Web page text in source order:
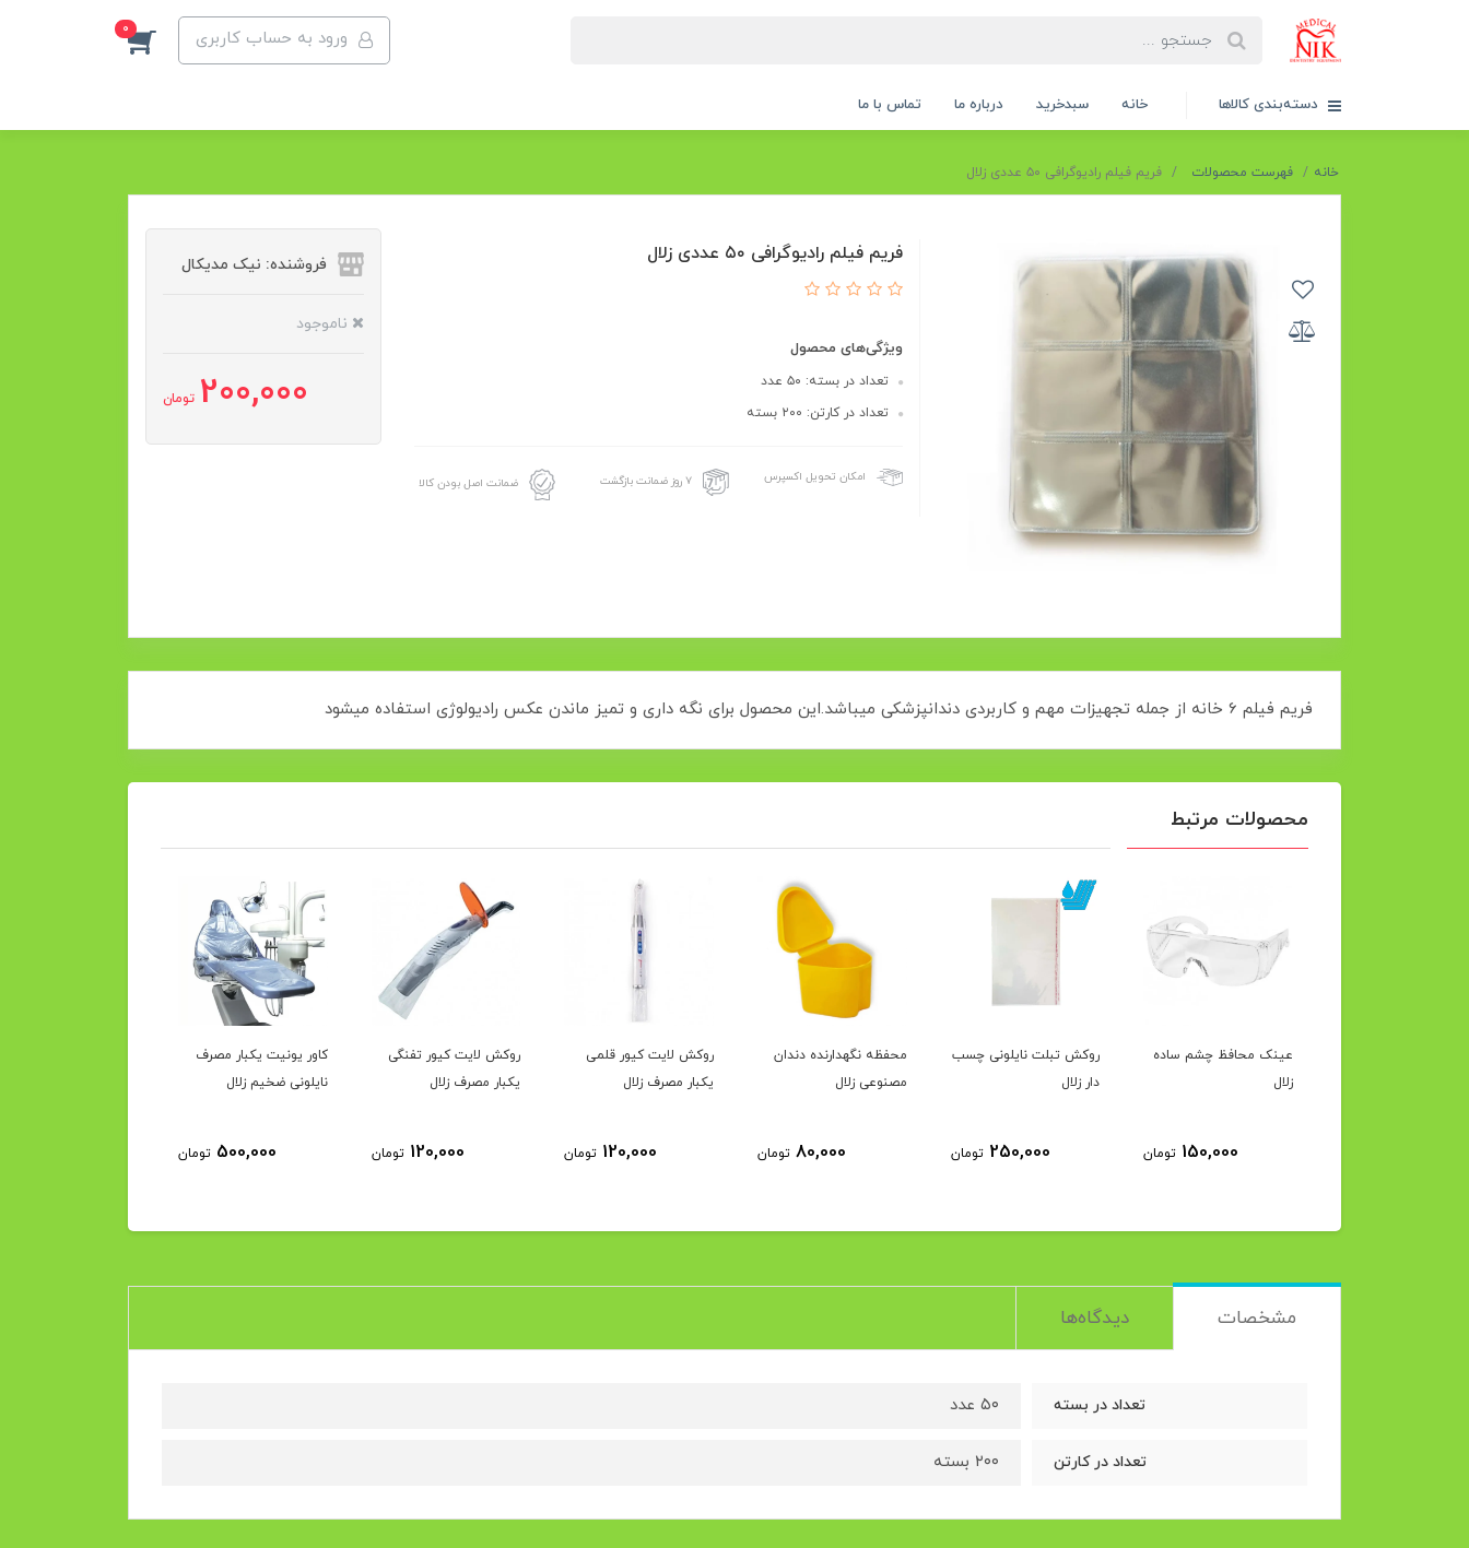
ورود به حساب کاربری 0
دسته‌بندی کالاها خانه سبدخرید درباره ما تماس با ما
خانه فهرست محصولات فریم فیلم رادیوگرافی ۵۰ عددی زلال
فریم فیلم رادیوگرافی ۵۰ عددی زلال
ویژگی‌های محصول
تعداد در بسته: ۵۰ عدد
تعداد در کارتن: ۲۰۰ بسته
امکان تحویل اکسپرس ۷ روز ضمانت بازگشت ضمانت اصل بودن کالا
فروشنده: نیک مدیکال
ناموجود
200,000 تومان
فریم فیلم 6 خانه از جمله تجهیزات مهم و کاربردی دندانپزشکی میباشد.این محصول برای نگه داری و تمیز ماندن عکس رادیولوژی استفاده میشود
محصولات مرتبط
عینک محافظ چشم ساده
زلال
150,000 تومان
روکش تبلت نایلونی چسب
دار زلال
250,000 تومان
محفظه نگهدارنده دندان
مصنوعی زلال
80,000 تومان
روکش لایت کیور قلمی
یکبار مصرف زلال
120,000 تومان
روکش لایت کیور تفنگی
یکبار مصرف زلال
120,000 تومان
کاور یونیت یکبار مصرف
نایلونی ضخیم زلال
500,000 تومان
مشخصات دیدگاه‌ها
تعداد در بسته ۵۰ عدد
تعداد در کارتن ۲۰۰ بسته